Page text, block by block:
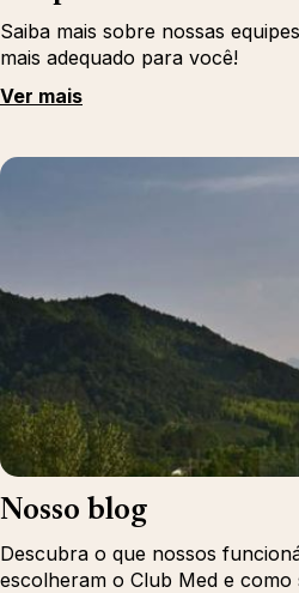
Saiba mais sobre nossas
mais adequado para você!
Ver mais
Nosso blog
Descubra o que nossos
escolheram o Club Med e como